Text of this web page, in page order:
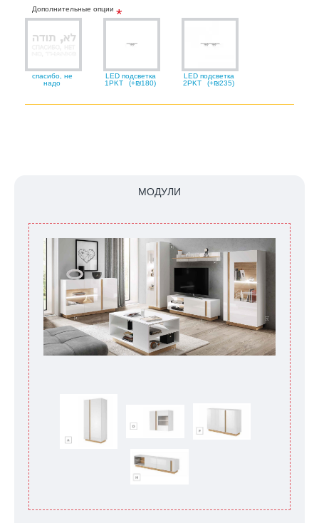
Дополнительные опции
спасибо, не
надо
LED подсветка
1PKT
(+₪180)
LED подсветка
2PKT
(+₪235)
МОДУЛИ